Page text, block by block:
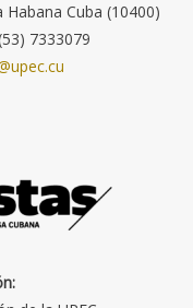
Cuba (10400)
7333079